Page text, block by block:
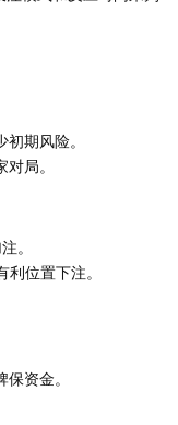
期风险。
局。
。
位置下注。
资金。